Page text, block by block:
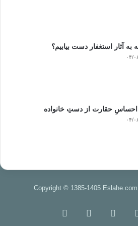
او زایل می گردد و سلطنت او
خیلی نیازمند است قلب های فرزندانش را
)، و ایمان و ثبات و پایداری محمد صلی
شان را در وجود خود نهادینه سازند:
مِنْ بَعْدِ مَا أَصَابَهُمُ الْقَرْحُ لِلَّذِینَ أَحْسَنُوا
إِیمَانًا وَقَالُوا حَسْبُنَا اللَّهُ وَنِعْمَ الْوَکِیلُ
اللَّهِ وَفَضْلٍ لَمْ یَمْسَسْهُمْ سُوءٌ وَاتَّبَعُوا رِضْوَانَ
آل عمران.
را اجابت کردند ( و هنوز زخمهای جنگ
نیکوئی کردند، ) برای کسانی از آنان
به آثار استغفار دست بیابیم؟
۰۳
حقارت از دستِ خانواده
۰۳
Copyright © 1385-1405
اینستاگرام